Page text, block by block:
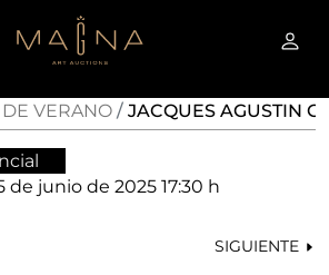
VERANO JACQUES AGUSTIN
de junio de 2025 17:30 h
SIGUIENTE